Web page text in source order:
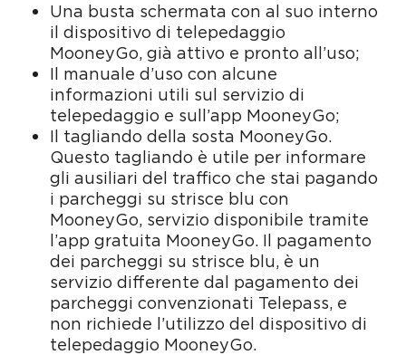
Mobility sharing
Traghetto Stretto Messina
Una busta schermata con al suo interno
il dispositivo di telepedaggio
MooneyGo, già attivo e pronto all’uso;
Il manuale d’uso con alcune
informazioni utili sul servizio di
telepedaggio e sull’app MooneyGo;
Il tagliando della sosta MooneyGo.
Questo tagliando è utile per informare
gli ausiliari del traffico che stai pagando
i parcheggi su strisce blu con
MooneyGo, servizio disponibile tramite
l’app gratuita MooneyGo. Il pagamento
dei parcheggi su strisce blu, è un
servizio differente dal pagamento dei
parcheggi convenzionati Telepass, e
non richiede l’utilizzo del dispositivo di
telepedaggio MooneyGo.